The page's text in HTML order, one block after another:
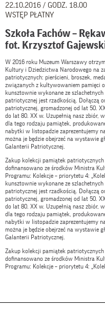
22.10.2016 / GODZ. 18.00
WSTĘP PŁATNY
Szkoła Fachów –
fot. Krzysztof
W 2016 roku Muzeum Warszawy
Kultury i Dziedzictwa Narodowego na
patriotycznych: pierścieni, broszek,
związanych z kultywowaniem pamięci
kunsztownie wykonane ze
patriotycznej jest rzadkością. Dołączą
patriotycznej, gromadzonej od lat 50.
do lat 80. XX w. Uzupełnią nasz zbiór,
dla tego rodzaju pamiątek,
nabytki w listopadzie zaprezentujemy
można je będzie obejrzeć na wystawie
Galanterii Patriotycznej.
Zakup kolekcji pamiątek patriotycznych
dofinansowano ze środków Ministra
Programu: Kolekcje – priorytetu 4:
kunsztownie wykonane ze
patriotycznej jest rzadkością. Dołączą
patriotycznej, gromadzonej od lat 50.
do lat 80. XX w. Uzupełnią nasz zbiór,
dla tego rodzaju pamiątek,
nabytki w listopadzie zaprezentujemy
można je będzie obejrzeć na wystawie
Galanterii Patriotycznej.
Zakup kolekcji pamiątek patriotycznych
dofinansowano ze środków Ministra
Programu: Kolekcje – priorytetu 4: